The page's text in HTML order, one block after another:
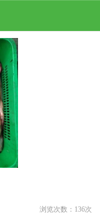
浏览次数： 136次